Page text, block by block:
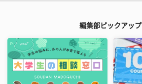
編集部ピックアップ